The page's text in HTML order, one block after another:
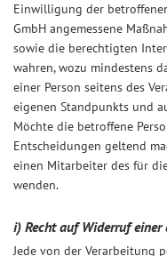
Einwilligung der
GmbH angemessene
sowie die berechtigten
wahren, wozu mindestens
einer Person seitens des
eigenen Standpunkts und
Möchte die betroffene
Entscheidungen geltend
einen Mitarbeiter des für
wenden.
i) Recht auf Widerruf
Jede von der Verarbeitung